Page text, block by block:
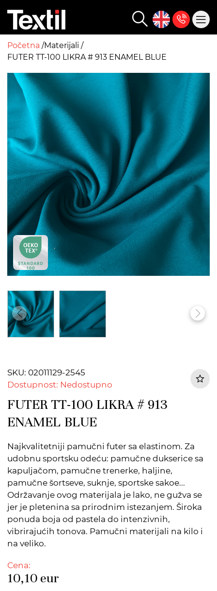
Početna Materijali
FUTER TT-100 LIKRA # 913 ENAMEL BLUE
SKU: 02011129-2545
Dostupnost: Nedostupno
FUTER TT-100 LIKRA # 913
ENAMEL BLUE
Najkvalitetniji pamučni futer sa elastinom. Za
udobnu sportsku odeću: pamučne dukserice sa
kapuljačom, pamučne trenerke, haljine,
pamučne šortseve, suknje, sportske sakoe...
Održavanje ovog materijala je lako, ne gužva se
jer je pletenina sa prirodnim istezanjem. Široka
ponuda boja od pastela do intenzivnih,
vibrirajućih tonova. Pamučni materijali na kilo i
na veliko.
Cena:
10,10 eur